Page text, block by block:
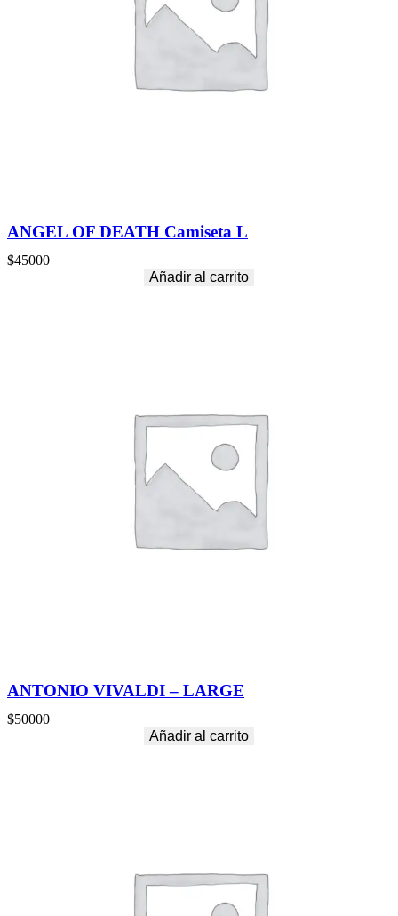
ANGEL OF DEATH Camiseta L
$45000
Añadir al carrito
ANTONIO VIVALDI – LARGE
$50000
Añadir al carrito